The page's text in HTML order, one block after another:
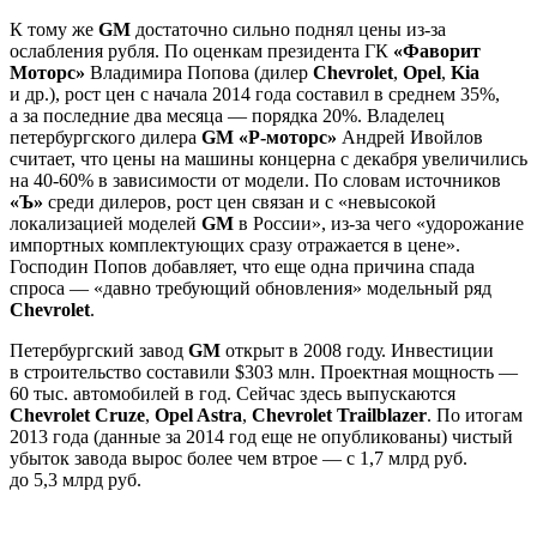
К тому же GM достаточно сильно поднял цены из-за
ослабления рубля. По оценкам президента ГК «Фаворит
Моторс» Владимира Попова (дилер Chevrolet, Opel, Kia
и др.), рост цен с начала 2014 года составил в среднем 35%,
а за последние два месяца — порядка 20%. Владелец
петербургского дилера GM «Р-моторс» Андрей Ивойлов
считает, что цены на машины концерна с декабря увеличились
на 40-60% в зависимости от модели. По словам источников
«Ъ» среди дилеров, рост цен связан и с «невысокой
локализацией моделей GM в России», из-за чего «удорожание
импортных комплектующих сразу отражается в цене».
Господин Попов добавляет, что еще одна причина спада
спроса — «давно требующий обновления» модельный ряд
Chevrolet.
Петербургский завод GM открыт в 2008 году. Инвестиции
в строительство составили $303 млн. Проектная мощность —
60 тыс. автомобилей в год. Сейчас здесь выпускаются
Chevrolet Cruze, Opel Astra, Chevrolet Trailblazer. По итогам
2013 года (данные за 2014 год еще не опубликованы) чистый
убыток завода вырос более чем втрое — с 1,7 млрд руб.
до 5,3 млрд руб.